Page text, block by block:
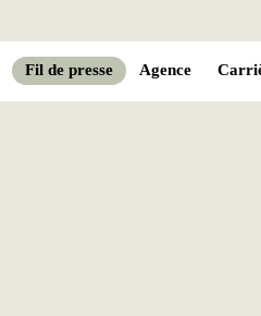
Fil de presse Agence